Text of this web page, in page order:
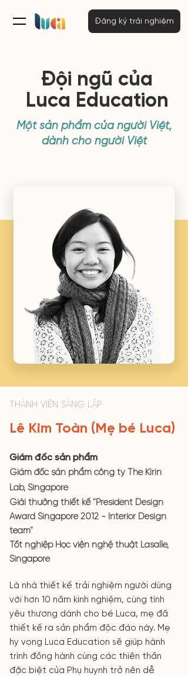
Đăng ký trải nghiệm
Đội ngũ của
Luca Education
Một sản phẩm của người Việt,
dành cho người Việt
THÀNH VIÊN SÁNG LẬP
Lê Kim Toàn (Mẹ bé Luca)
Giám đốc sản phẩm
Giám đốc sản phẩm công ty The Kirin
Lab, Singapore
Giải thưởng thiết kế "President Design
Award Singapore 2012 - Interior Design
team"
Tốt nghiệp Học viện nghệ thuật Lasalle,
Singapore
Là nhà thiết kế trải nghiệm người dùng
với hơn 10 năm kinh nghiệm, cùng tình
yêu thương dành cho bé Luca, mẹ đã
thiết kế ra sản phẩm độc đáo này. Mẹ
hy vọng Luca Education sẽ giúp hành
trình đồng hành cùng các thiên thần
đặc biệt của Phụ huynh trở nên dễ